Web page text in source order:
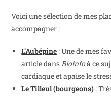
Voici une sélection de mes
accompagner :
L’Aubépine : Une de mes
article dansBioinfoà ce
cardiaque et apaise le
Le Tilleul (bourgeons) :